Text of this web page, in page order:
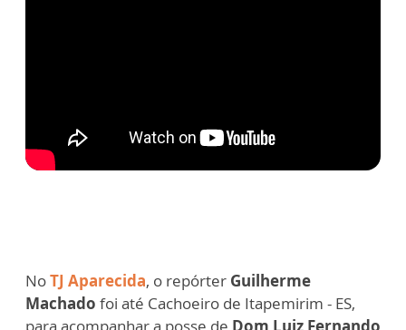
NoTJ Aparecida, o repórter Guilherme
Machado foi até Cachoeiro de Itapemirim - ES,